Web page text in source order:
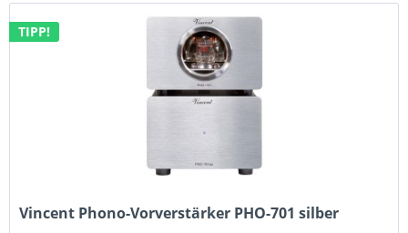
TIPP!
Vincent Phono-Vorverstärker PHO-701 silber